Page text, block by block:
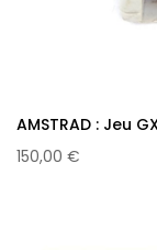
AMSTRAD : Jeu
150,00 €